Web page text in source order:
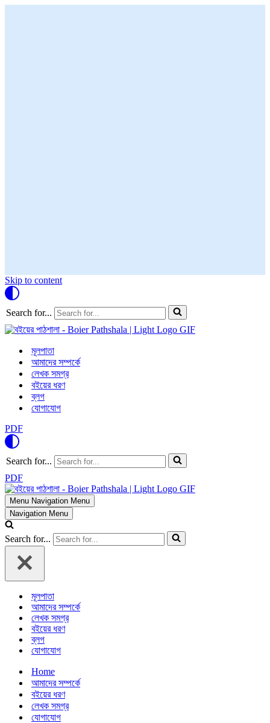
Skip to content
Search for...
মূলপাতা
আমাদের সম্পর্কে
লেখক সমগ্র
বইয়ের ধরণ
ব্লগ
যোগাযোগ
PDF
Search for...
PDF
Menu Navigation Menu
Navigation Menu
Search for...
মূলপাতা
আমাদের সম্পর্কে
লেখক সমগ্র
বইয়ের ধরণ
ব্লগ
যোগাযোগ
Home
আমাদের সম্পর্কে
বইয়ের ধরণ
লেখক সমগ্র
যোগাযোগ